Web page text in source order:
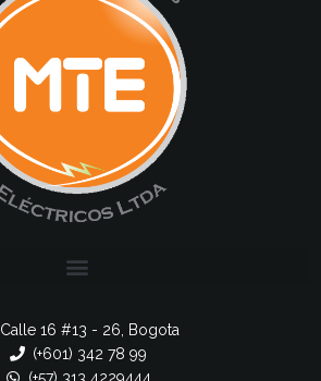
Calle 16 #13 - 26, Bogota
(+601) 342 78 99
(+57) 313 4229444